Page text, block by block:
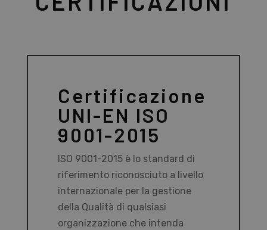
Certificazione
UNI-EN ISO
9001-2015
ISO 9001-2015 è lo standard di
riferimento riconosciuto a livello
internazionale per la gestione
della Qualità di qualsiasi
organizzazione che intenda